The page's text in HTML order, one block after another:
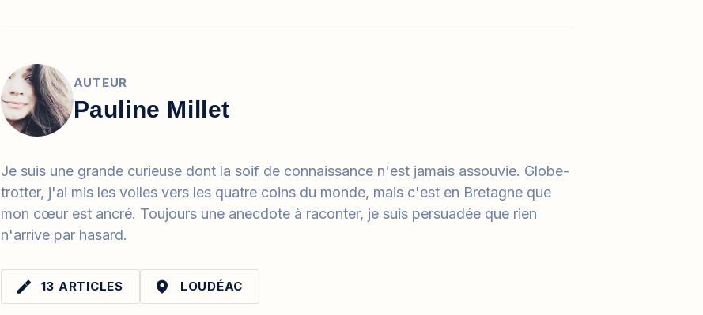
AUTEUR
Pauline Millet
Je suis une grande curieuse dont la soif de connaissance n'est jamais assouvie. Globe-
trotter, j'ai mis les voiles vers les quatre coins du monde, mais c'est en Bretagne que
mon cœur est ancré. Toujours une anecdote à raconter, je suis persuadée que rien
n'arrive par hasard.
13 ARTICLES LOUDÉAC